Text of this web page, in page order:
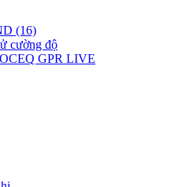
(16)
cường độ
GPR LIVE